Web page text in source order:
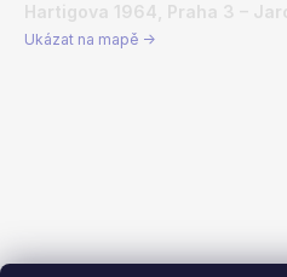
Hartigova 1964, Praha 3 –
Ukázat na mapě →